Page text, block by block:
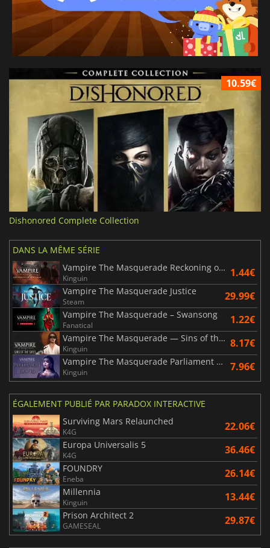
10.59€
Dishonored Complete Collection
DANS LA MÊME SÉRIE
Vampire The Masquerade Reckoning of New York
Kinguin 1.44€
Vampire The Masquerade Justice
Steam 29.99€
Vampire The Masquerade – Swansong
Fanatical 1.22€
Vampire The Masquerade — Sins of the Sires
Kinguin 8.17€
Vampire The Masquerade Parliament of Knives
Kinguin 7.96€
ÉGALEMENT PUBLIÉ PAR PARADOX INTERACTIVE
Surviving Mars Relaunched
K4G 22.06€
Europa Universalis 5
K4G 36.46€
FOUNDRY
Eneba 26.14€
Millennia
Kinguin 13.44€
Prison Architect 2
GAMESEAL 29.87€